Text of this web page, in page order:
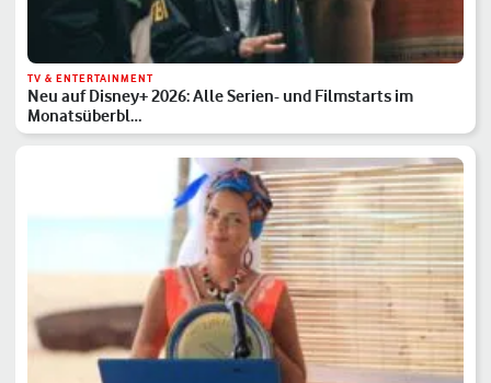
TV & ENTERTAINMENT
Neu auf Disney+ 2026: Alle Serien- und Filmstarts im
Monatsüberbl…